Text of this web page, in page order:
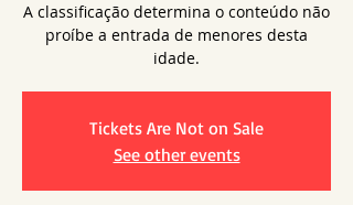
A classificação determina o conteúdo não
proíbe a entrada de menores desta
idade.
Tickets Are Not on Sale
See other events